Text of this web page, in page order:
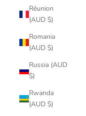
Réunion
(AUD $)
Romania
(AUD $)
Russia (AUD
$)
Rwanda
(AUD $)